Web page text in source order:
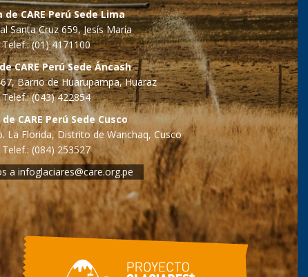
CARE Perú Sede Lima
Santa Cruz 659, Jesís María
Telef.: (01) 4171100
CARE Perú Sede Áncash
Barrio de Huarupampa, Huaraz
Telef.: (043) 422854
CARE Perú Sede Cusco
La Florida, Distrito de Wanchaq, Cusco
Telef.: (084) 253527
a infoglaciares@care.org.pe